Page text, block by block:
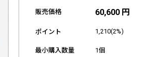
販売価格 60,600 円
ポイント 1,210(2%)
最小購入数量 1個